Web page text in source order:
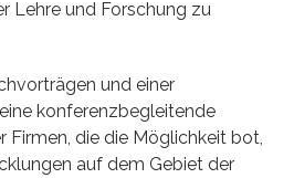
Lehre und Forschung zu
und einer
konferenzbegleitende
die die Möglichkeit bot,
auf dem Gebiet der